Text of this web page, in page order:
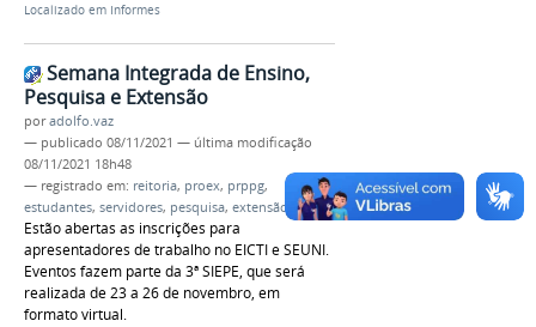
Localizado em Informes
Semana Integrada de Ensino,
Pesquisa e Extensão
poradolfo.vaz
— publicado 08/11/2021 — última modificação
08/11/2021 18h48
— registrado em: reitoria, proex, prppg,
estudantes, servidores, pesquisa, extensão
Estão abertas as inscrições para
apresentadores de trabalho no EICTI e SEUNI.
Eventos fazem parte da 3ª SIEPE, que será
realizada de 23 a 26 de novembro, em
formato virtual.